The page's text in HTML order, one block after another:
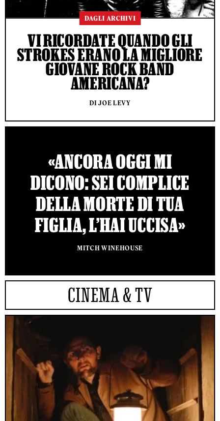
DAGLI ARCHIVI
VI RICORDATE QUANDO GLI
STROKES ERANO LA MIGLIORE
GIOVANE ROCK BAND
AMERICANA?
DI JOE LEVY
«ANCORA OGGI MI
DICONO: SEI COMPLICE
DELLA MORTE DI TUA
FIGLIA, L’HAI UCCISA»
MITCH WINEHOUSE
CINEMA & TV